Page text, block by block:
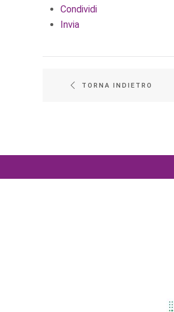
Condividi
Invia
TORNA INDIETRO